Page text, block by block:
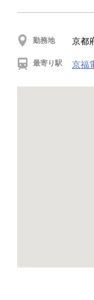
勤務地 京都
最寄り駅 京福